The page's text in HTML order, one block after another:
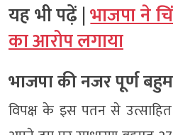
यह भी पढ़ें |भाजपा ने
का आरोप लगाया
भाजपा की नजर पूर्ण
विपक्ष के इस पतन से